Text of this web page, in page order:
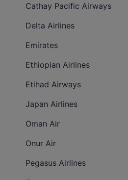
Cathay Pacific Airways
Delta Airlines
Emirates
Ethiopian Airlines
Etihad Airways
Japan Airlines
Oman Air
Onur Air
Pegasus Airlines